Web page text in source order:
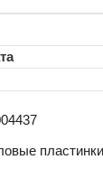
пластинки